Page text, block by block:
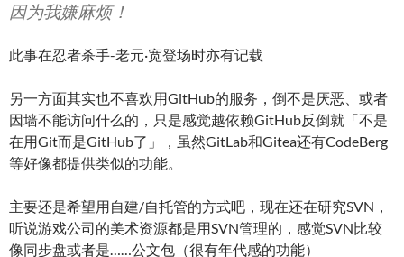
因为我嫌麻烦！
此事在忍者杀手-老元·宽登场时亦有记载
另一方面其实也不喜欢用GitHub的服务，倒不是厌恶、或者
因墙不能访问什么的，只是感觉越依赖GitHub反倒就「不是
在用Git而是GitHub了」，虽然GitLab和Gitea还有CodeBerg
等好像都提供类似的功能。
主要还是希望用自建/自托管的方式吧，现在还在研究SVN，
听说游戏公司的美术资源都是用SVN管理的，感觉SVN比较
像同步盘或者是……公文包（很有年代感的功能）